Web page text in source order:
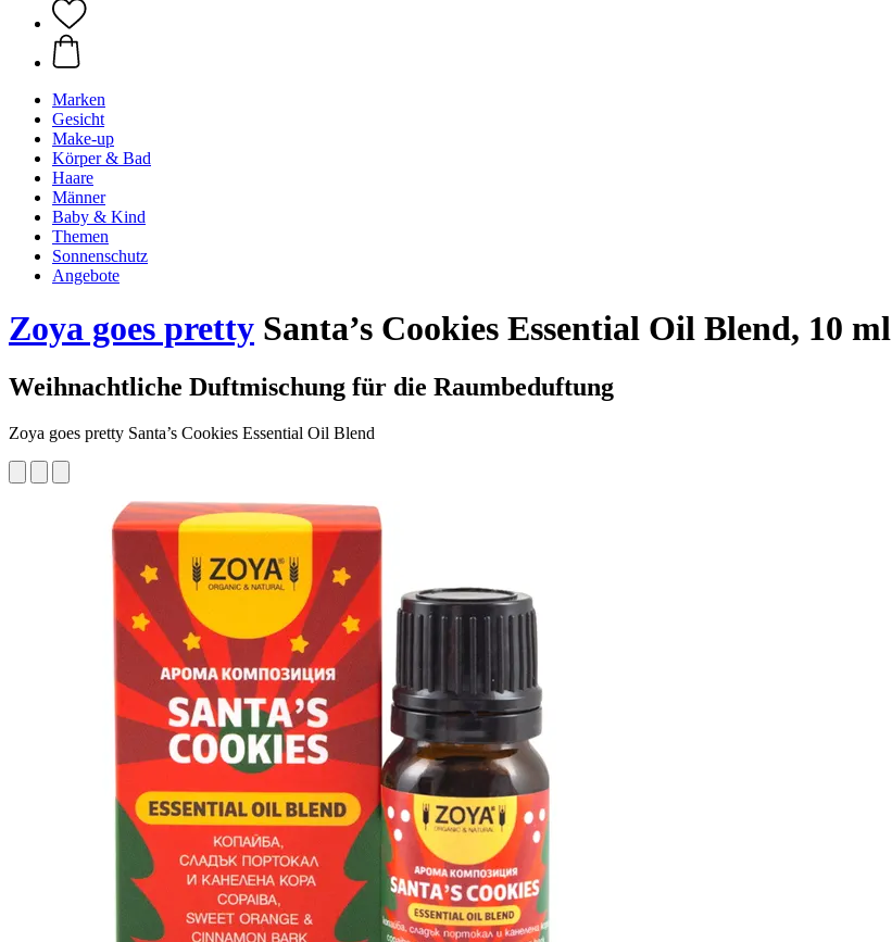
Marken
Gesicht
Make-up
Körper & Bad
Haare
Männer
Baby & Kind
Themen
Sonnenschutz
Angebote
Zoya goes pretty Santa’s Cookies Essential Oil Blend, 10 ml
Weihnachtliche Duftmischung für die Raumbeduftung
Zoya goes pretty Santa’s Cookies Essential Oil Blend